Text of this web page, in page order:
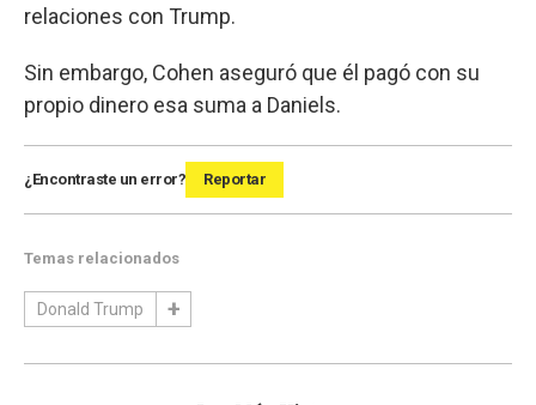
relaciones con Trump.
Sin embargo, Cohen aseguró que él pagó con su
propio dinero esa suma a Daniels.
¿Encontraste un error? Reportar
Temas relacionados
Donald Trump